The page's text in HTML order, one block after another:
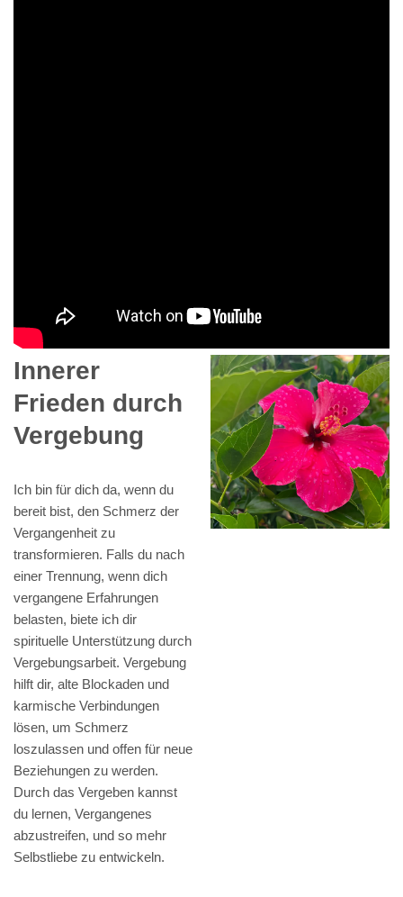
Innerer
Frieden durch
Vergebung
Ich bin für dich da, wenn du
bereit bist, den Schmerz der
Vergangenheit zu
transformieren. Falls du nach
einer Trennung, wenn dich
vergangene Erfahrungen
belasten, biete ich dir
spirituelle Unterstützung durch
Vergebungsarbeit. Vergebung
hilft dir, alte Blockaden und
karmische Verbindungen
lösen, um Schmerz
loszulassen und offen für neue
Beziehungen zu werden.
Durch das Vergeben kannst
du lernen, Vergangenes
abzustreifen, und so mehr
Selbstliebe zu entwickeln.